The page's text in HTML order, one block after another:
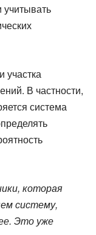
учитывать
участка
В частности,
система
которая
систему,
Это уже